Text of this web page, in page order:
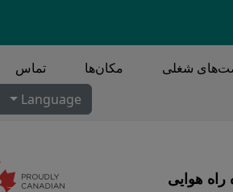
شغلی مکان‌ها تماس
Language
راه هوایی